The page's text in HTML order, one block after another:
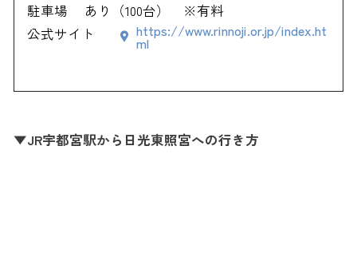
駐車場
あり（100台） ※有料
公式サイト
https://www.rinnoji.or.jp/index.ht
ml
▼JR宇都宮駅から日光東照宮への行き方